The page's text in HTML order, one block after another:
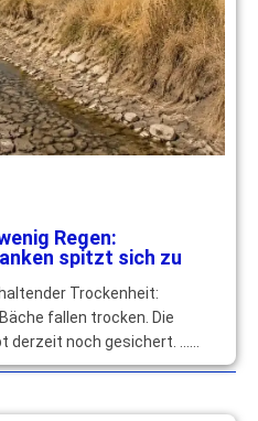
Regen:
spitzt sich zu
Trockenheit:
fallen trocken. Die
derzeit noch gesichert. …